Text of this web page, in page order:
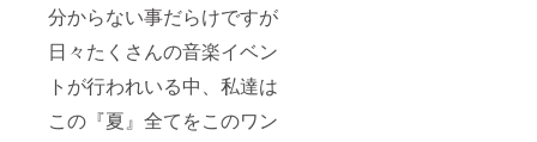
分からない事だらけですが
日々たくさんの音楽イベン
トが行われいる中、私達は
この『夏』全てをこのワン